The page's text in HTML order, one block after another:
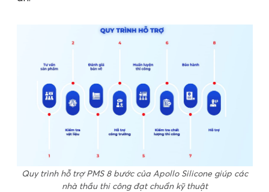
Quy trình hỗ trợ PMS 8 bước của Apollo Silicone giúp các
nhà thầu thi công đạt chuẩn kỹ thuật